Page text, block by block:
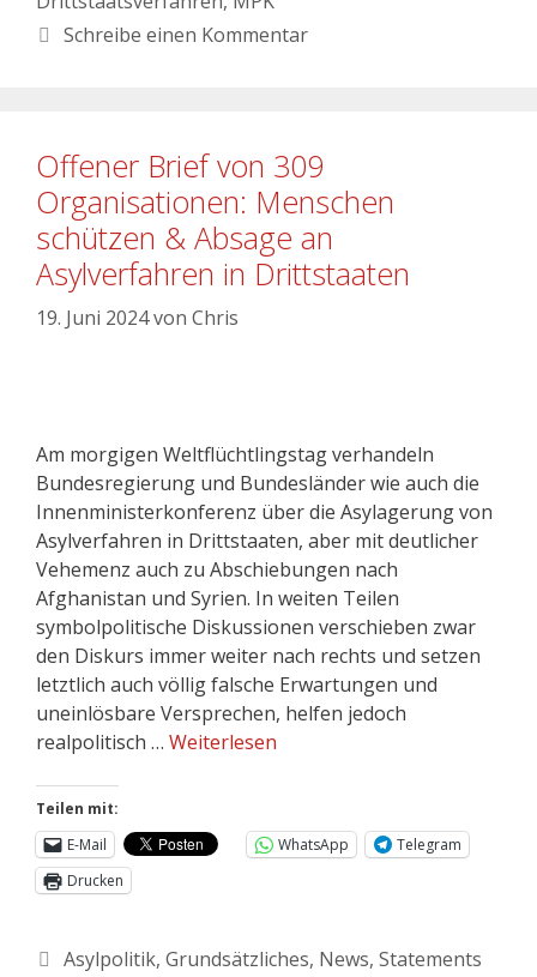
Schreibe einen Kommentar
Offener Brief von 309
Organisationen: Menschen
schützen & Absage an
Asylverfahren in Drittstaaten
19. Juni 2024von Chris
Am morgigen Weltflüchtlingstag verhandeln
Bundesregierung und Bundesländer wie auch die
Innenministerkonferenz über die Asylagerung von
Asylverfahren in Drittstaaten, aber mit deutlicher
Vehemenz auch zu Abschiebungen nach
Afghanistan und Syrien. In weiten Teilen
symbolpolitische Diskussionen verschieben zwar
den Diskurs immer weiter nach rechts und setzen
letztlich auch völlig falsche Erwartungen und
uneinlösbare Versprechen, helfen jedoch
realpolitisch … Weiterlesen
Teilen mit:
E-Mail
WhatsApp
Telegram
Drucken
Asylpolitik, Grundsätzliches, News, Statements